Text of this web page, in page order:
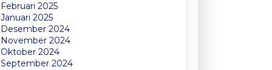
Februari 2025
Januari 2025
Desember 2024
November 2024
Oktober 2024
September 2024